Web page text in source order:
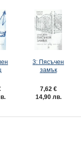
3: Пясъчен
замък
7,62 €
14,90 лв.